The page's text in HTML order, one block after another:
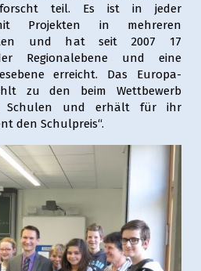
forscht teil. Es ist in jeder
Projekten in mehreren
und hat seit 2007 17
Regionalebene und eine
erreicht. Das Europa-
zu den beim Wettbewerb
Schulen und erhält für ihr
den Schulpreis“.